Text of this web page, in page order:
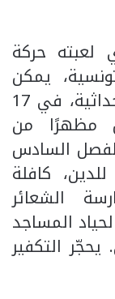
لعبته حركة
يمكن
القول إنّ إصدار وثيقة دستورية حداثية، في 17
2014، يمثل مظهرًا من
السادس
كافلة
الشعائر
المساجد
التكفير